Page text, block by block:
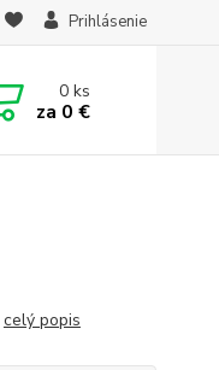
Prihlásenie
0ks
za 0 €
celý popis